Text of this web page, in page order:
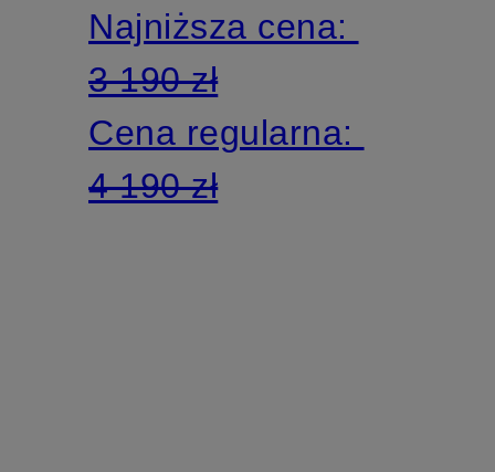
Najniższa cena:
3 190 zł
Cena regularna:
4 190 zł